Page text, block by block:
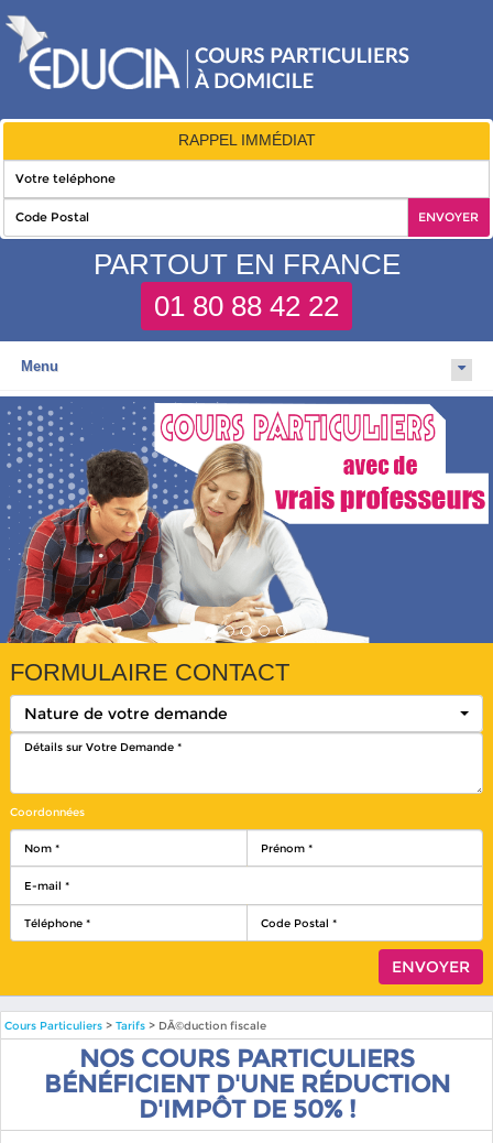
RAPPEL IMMÉDIAT
PARTOUT EN FRANCE
01 80 88 42 22
Menu
FORMULAIRE CONTACT
Nature de votre demande
Coordonnées
Cours Particuliers> Tarifs > DÃ©duction fiscale
NOS COURS PARTICULIERS
BÉNÉFICIENT D'UNE RÉDUCTION
D'IMPÔT DE 50% !